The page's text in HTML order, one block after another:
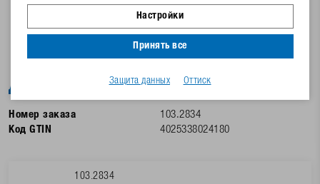
Двойной переходник ¾" из нерж. стали
Номер заказа
103.2834
Код GTIN
4025338024180
103.2834
Настройки
Принять все
Защита данных Оттиск